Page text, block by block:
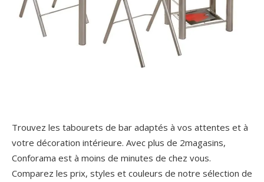
Trouvez les tabourets de bar adaptés à vos attentes et à
votre décoration intérieure. Avec plus de 2magasins,
Conforama est à moins de minutes de chez vous.
Comparez les prix, styles et couleurs de notre sélection de